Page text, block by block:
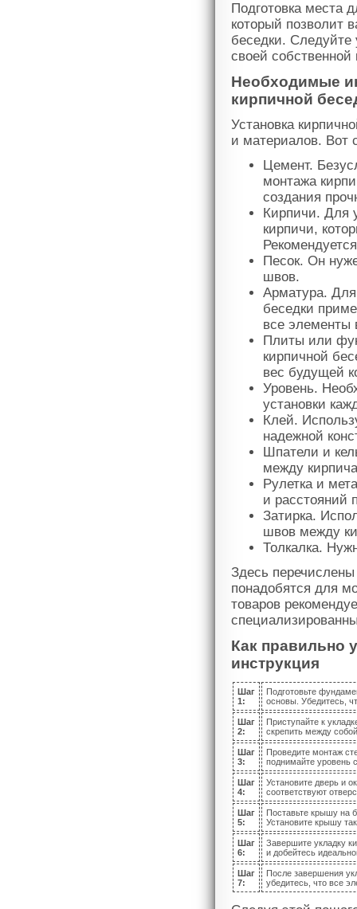
Подготовка места
который позволит
беседки. Следуйте
своей собственной
Необходимые
кирпичной
Установка
и материалов. Вот
Цемент.
монтажа
создания
Кирпичи. Для
кирпичи,
Песок. Он
швов.
Арматура. Для
беседки
все элементы
Плиты или
кирпичной
вес будущей
Уровень.
установки
Клей.
надежной
Шпатели и
между
Рулетка и
и расстояний
Затирка.
швов между
Толкалка.
Здесь
понадобятся для
товаров
Как правильно
инструкция
Шаг
1:
Подготовьте
основы. Убедитесь,
Шаг
2:
Приступайте к
скрепить между
Шаг
3:
Проведите монтаж
поднимайте уровень
Шаг
4:
Установите дверь и
соответствуют
Шаг
5:
Поставьте крышу на
Установите крышу
Шаг
6:
Завершите укладку
и добейтесь
Шаг
7:
После завершения
убедитесь, что все